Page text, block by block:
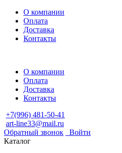
О компании
Оплата
Доставка
Контакты
О компании
Оплата
Доставка
Контакты
+7(996) 481-50-41
art-line33@mail.ru
Обратный звонок
Войти
Каталог